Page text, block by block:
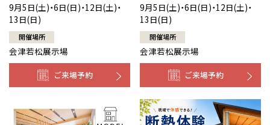
9月5日(土)・6日(日)・12日(土)・
13日(日)
開催場所
会津若松展示場
ご来場予約
9月5日(土)・6日(日)・12日(土)・
13日(日)
開催場所
会津若松展示場
ご来場予約